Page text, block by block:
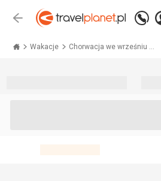
Wstecz
Wakacje Chorwacja we wrześniu ...